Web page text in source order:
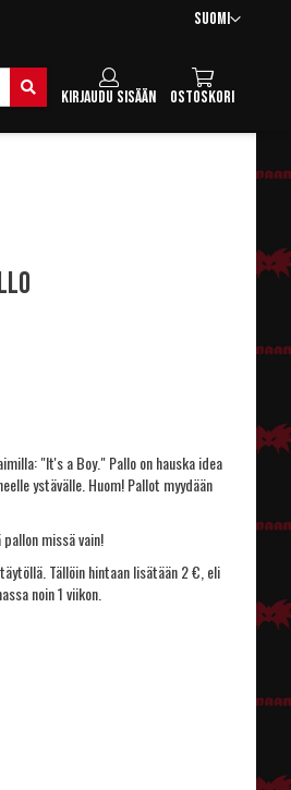
Kieli
Suomi
Ostoskori
Kirjaudu sisään
"It's a Boy." Pallo on hauska idea
ystävälle. Huom! Pallot myydään
missä vain!
Tällöin hintaan lisätään 2 €, eli
noin 1 viikon.